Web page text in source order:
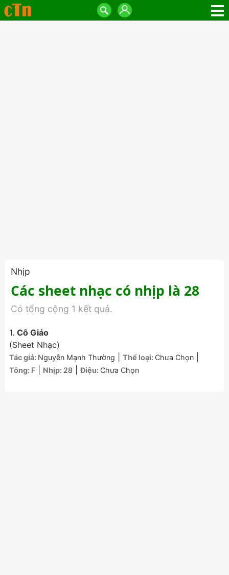
Nhịp
Các sheet nhạc có nhịp là 28
Có tổng cộng 1 kết quả.
1. Cô Giáo
(Sheet Nhạc)
Tác giả: Nguyễn Mạnh Thường Thể loại: Chưa Chọn
Tông: F Nhịp: 28 |Điệu: Chưa Chọn